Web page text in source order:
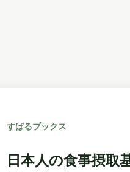
すばるブックス
日本人の食事摂取